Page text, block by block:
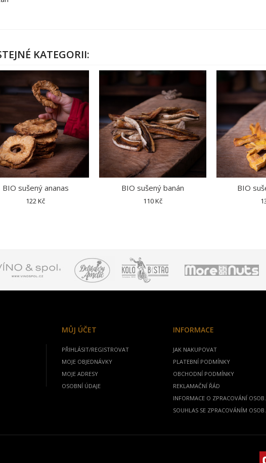
KATEGORII:
BIO sušený ananas
122 Kč
BIO sušený banán
110 Kč
BIO
MŮJ ÚČET
PŘIHLÁSIT/REGISTROVAT
MOJE OBJEDNÁVKY
MOJE ADRESY
OSOBNÍ ÚDAJE
INFORMACE
JAK NAKUPOVAT
PLATEBNÍ PODMÍNKY
OBCHODNÍ PODMÍNKY
REKLAMAČNÍ ŘÁD
INFORMACE O ZPRACOVÁNÍ
SOUHLAS SE ZPRACOVÁNÍM